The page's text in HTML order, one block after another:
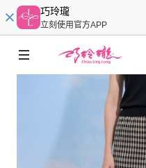
巧玲瓏
立刻使用官方APP